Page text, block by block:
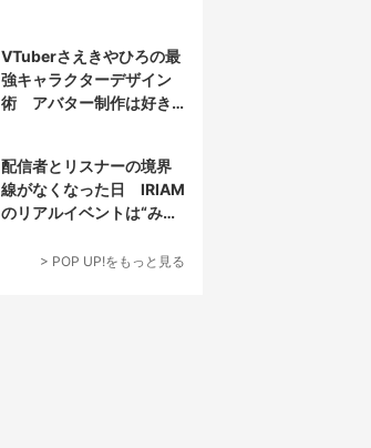
VTuberさえきやひろの最
強キャラクターデザイン
術 アバター制作は好き
配信者とリスナーの境界
線がなくなった日 IRIAM
のリアルイベントは“みん
> POP UP!をもっと見る